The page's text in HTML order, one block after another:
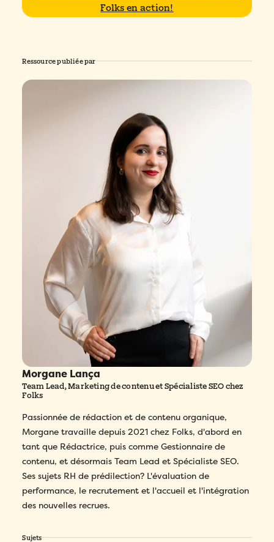
Folks en action!
Ressource publiée par
Morgane Lança
Team Lead, Marketing de contenu et Spécialiste SEO chez
Folks
Passionnée de rédaction et de contenu organique,
Morgane travaille depuis 2021 chez Folks, d'abord en
tant que Rédactrice, puis comme Gestionnaire de
contenu, et désormais Team Lead et Spécialiste SEO.
Ses sujets RH de prédilection? L'évaluation de
performance, le recrutement et l'accueil et l'intégration
des nouvelles recrues.
Sujets